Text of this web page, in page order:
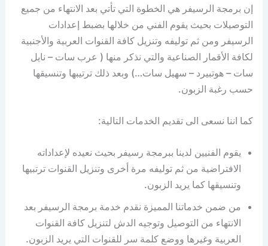
إن برمجة الرسيفر هي الخطوة التي تأتي بعد الانتهاء من جميع
التوصيلات بحيث يقوم الفني من خلالها بضبط إعدادات
الرسيفر ومن ثم توليفه وتنزيل كافة القنوات العربية والأجنبية
لكافة الأقمار الصناعية والتي نذكر منها ( عرب سات – نايل
سات – هوتبيرد – سهيل سات…) وبعد ذلك ترتيبها وتنسيقها
حسب رغبة الزبون.
كما اننا نسعى الى تقديم الخدمات التالية:
يقوم الفنيين لدينا ببرمجة رسيفر بحيث نعيده لإعداداته
الافتراضية من ثم توليفه مرة أخرى وتنزيل القنوات ترتبيها
وتنسيقها كما يريد الزبون.
من ضمن خدماتنا المميزة نقدم خدمة برمجة الرسيفر بعد
الانتهاء من التوصيل وتوجيه الدش لتنزيل كافة القنوات
العربية وغيرها ووضع كلمة سر للقنوات التي يريد الزبون.